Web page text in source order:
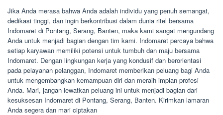
Jika Anda merasa bahwa Anda adalah individu yang penuh semangat,
dedikasi tinggi, dan ingin berkontribusi dalam dunia ritel bersama
Indomaret di Pontang, Serang, Banten, maka kami sangat mengundang
Anda untuk menjadi bagian dengan tim kami. Indomaret percaya bahwa
setiap karyawan memiliki potensi untuk tumbuh dan maju bersama
Indomaret. Dengan lingkungan kerja yang kondusif dan berorientasi
pada pelayanan pelanggan, Indomaret memberikan peluang bagi Anda
untuk mengembangkan kemampuan diri dan meraih impian profesi
Anda. Mari, jangan lewatkan peluang ini untuk menjadi bagian dari
kesuksesan Indomaret di Pontang, Serang, Banten. Kirimkan lamaran
Anda segera dan mari ciptakan